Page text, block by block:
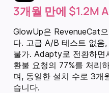
3개월 만에 $1.2M
GlowUp은 RevenueCat
다. 고급 A/B 테스트 없음
불가. Adapty로 전환하면
환불 요청의 77%를 처리
며, 동일한 설치 수로 3개
습니다.